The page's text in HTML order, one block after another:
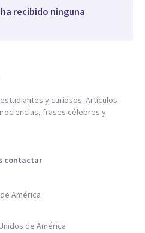
recibido ninguna
y curiosos. Artículos
frases célebres y
contactar
América
de América